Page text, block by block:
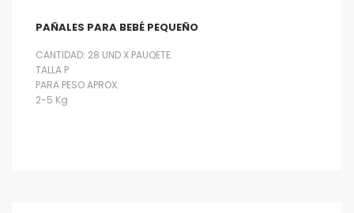
PAÑALES PARA BEBÉ PEQUEÑO
CANTIDAD: 28 UND X PAUQETE.
TALLA P
PARA PESO APROX.
2-5 Kg